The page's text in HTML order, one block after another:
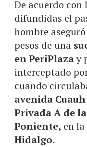
De acuerdo con
difundidas el
hombre
pesos de una
en PeriPlazay
interceptado
cuando
avenida
Privada A de
Poniente, en la
Hidalgo.